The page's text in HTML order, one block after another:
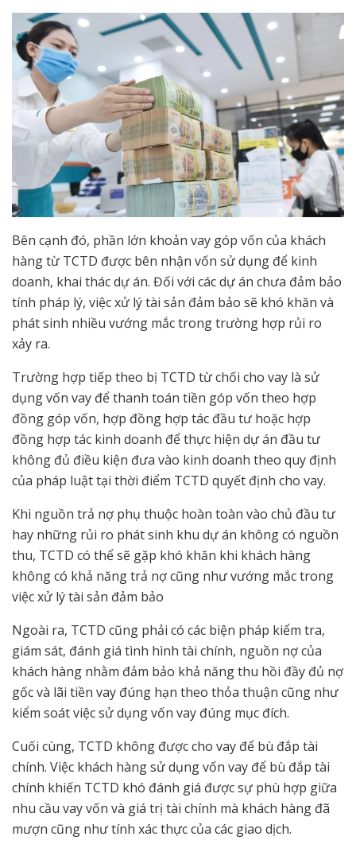
Bên cạnh đó, phần lớn khoản vay góp vốn của khách
hàng từ TCTD được bên nhận vốn sử dụng để kinh
doanh, khai thác dự án. Đối với các dự án chưa đảm bảo
tính pháp lý, việc xử lý tài sản đảm bảo sẽ khó khăn và
phát sinh nhiều vướng mắc trong trường hợp rủi ro
xảy ra.
Trường hợp tiếp theo bị TCTD từ chối cho vay là sử
dụng vốn vay để thanh toán tiền góp vốn theo hợp
đồng góp vốn, hợp đồng hợp tác đầu tư hoặc hợp
đồng hợp tác kinh doanh để thực hiện dự án đầu tư
không đủ điều kiện đưa vào kinh doanh theo quy định
của pháp luật tại thời điểm TCTD quyết định cho vay.
Khi nguồn trả nợ phụ thuộc hoàn toàn vào chủ đầu tư
hay những rủi ro phát sinh khu dự án không có nguồn
thu, TCTD có thể sẽ gặp khó khăn khi khách hàng
không có khả năng trả nợ cũng như vướng mắc trong
việc xử lý tài sản đảm bảo
Ngoài ra, TCTD cũng phải có các biện pháp kiểm tra,
giám sát, đánh giá tình hình tài chính, nguồn nợ của
khách hàng nhằm đảm bảo khả năng thu hồi đầy đủ nợ
gốc và lãi tiền vay đúng hạn theo thỏa thuận cũng như
kiểm soát việc sử dụng vốn vay đúng mục đích.
Cuối cùng, TCTD không được cho vay để bù đắp tài
chính. Việc khách hàng sử dụng vốn vay để bù đắp tài
chính khiến TCTD khó đánh giá được sự phù hợp giữa
nhu cầu vay vốn và giá trị tài chính mà khách hàng đã
mượn cũng như tính xác thực của các giao dịch.